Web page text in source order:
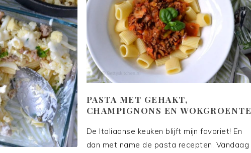
PASTA MET GEHAKT,
CHAMPIGNONS EN WOKGROENTE
De Italiaanse keuken blijft mijn favoriet! En
dan met name de pasta recepten. Vandaag